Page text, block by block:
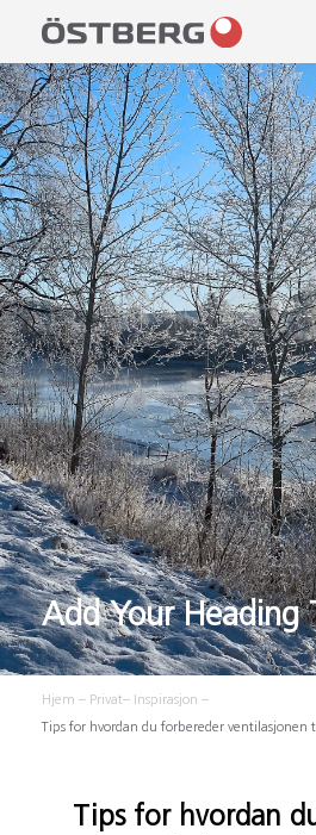
Add Your Heading
Hjem – Privat– Inspirasjon –
Tips for hvordan du forbereder ventilasjonen
Tips for hvordan